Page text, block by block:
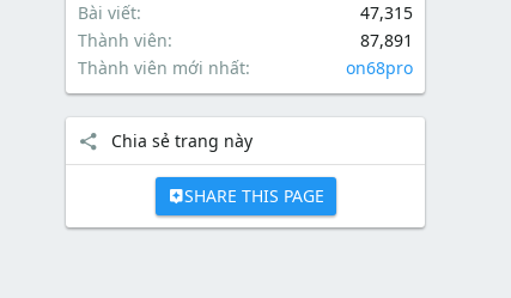
Bài viết
47,315
Thành viên
87,891
Thành viên mới nhất
on68pro
Chia sẻ trang này
SHARE THIS PAGE